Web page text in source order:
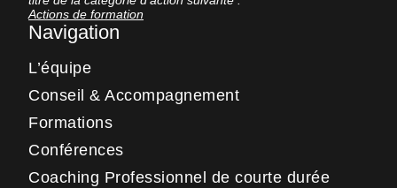
Actions de formation
Navigation
L’équipe
Conseil & Accompagnement
Formations
Conférences
Coaching Professionnel de courte durée